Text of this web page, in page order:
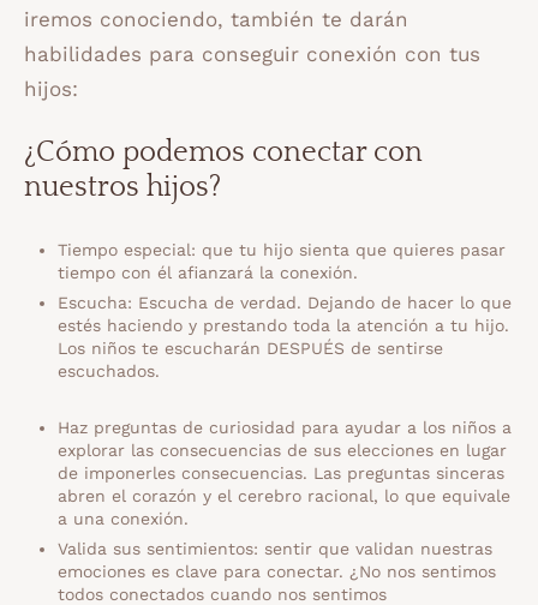
iremos conociendo, también te darán
habilidades para conseguir conexión con tus
hijos:
¿Cómo podemos conectar con
nuestros hijos?
Tiempo especial: que tu hijo sienta que quieres pasar
tiempo con él afianzará la conexión.
Escucha: Escucha de verdad. Dejando de hacer lo que
estés haciendo y prestando toda la atención a tu hijo.
Los niños te escucharán DESPUÉS de sentirse
escuchados.
Haz preguntas de curiosidad para ayudar a los niños a
explorar las consecuencias de sus elecciones en lugar
de imponerles consecuencias. Las preguntas sinceras
abren el corazón y el cerebro racional, lo que equivale
a una conexión.
Valida sus sentimientos: sentir que validan nuestras
emociones es clave para conectar. ¿No nos sentimos
todos conectados cuando nos sentimos